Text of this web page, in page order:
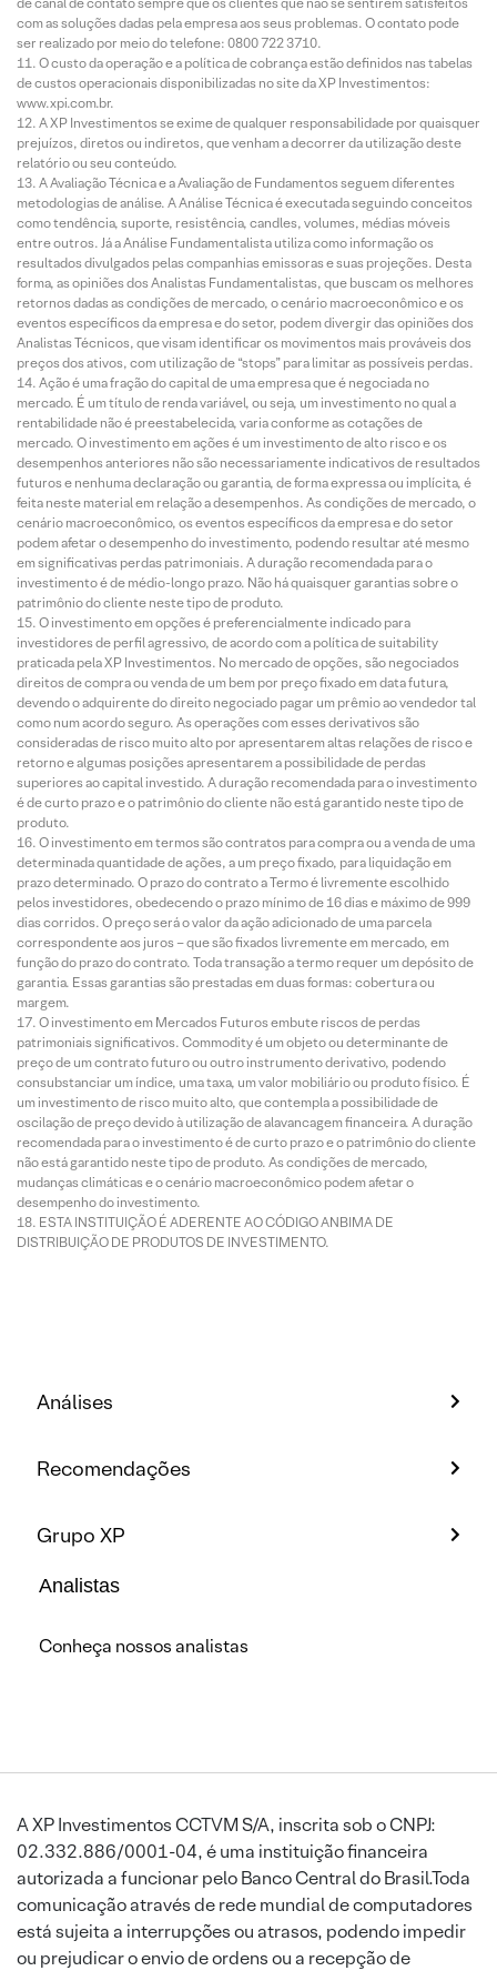
com as soluções dadas pela empresa aos seus problemas. O contato pode
ser realizado por meio do telefone: 0800 722 3710.
O custo da operação e a política de cobrança estão definidos nas tabelas
de custos operacionais disponibilizadas no site da XP Investimentos:
www.xpi.com.br.
A XP Investimentos se exime de qualquer responsabilidade por quaisquer
prejuízos, diretos ou indiretos, que venham a decorrer da utilização deste
relatório ou seu conteúdo.
A Avaliação Técnica e a Avaliação de Fundamentos seguem diferentes
metodologias de análise. A Análise Técnica é executada seguindo conceitos
como tendência, suporte, resistência, candles, volumes, médias móveis
entre outros. Já a Análise Fundamentalista utiliza como informação os
resultados divulgados pelas companhias emissoras e suas projeções. Desta
forma, as opiniões dos Analistas Fundamentalistas, que buscam os melhores
retornos dadas as condições de mercado, o cenário macroeconômico e os
eventos específicos da empresa e do setor, podem divergir das opiniões dos
Analistas Técnicos, que visam identificar os movimentos mais prováveis dos
preços dos ativos, com utilização de “stops” para limitar as possíveis perdas.
Ação é uma fração do capital de uma empresa que é negociada no
mercado. É um título de renda variável, ou seja, um investimento no qual a
rentabilidade não é preestabelecida, varia conforme as cotações de
mercado. O investimento em ações é um investimento de alto risco e os
desempenhos anteriores não são necessariamente indicativos de resultados
futuros e nenhuma declaração ou garantia, de forma expressa ou implícita, é
feita neste material em relação a desempenhos. As condições de mercado, o
cenário macroeconômico, os eventos específicos da empresa e do setor
podem afetar o desempenho do investimento, podendo resultar até mesmo
em significativas perdas patrimoniais. A duração recomendada para o
investimento é de médio-longo prazo. Não há quaisquer garantias sobre o
patrimônio do cliente neste tipo de produto.
O investimento em opções é preferencialmente indicado para
investidores de perfil agressivo, de acordo com a política de suitability
praticada pela XP Investimentos. No mercado de opções, são negociados
direitos de compra ou venda de um bem por preço fixado em data futura,
devendo o adquirente do direito negociado pagar um prêmio ao vendedor tal
como num acordo seguro. As operações com esses derivativos são
consideradas de risco muito alto por apresentarem altas relações de risco e
retorno e algumas posições apresentarem a possibilidade de perdas
superiores ao capital investido. A duração recomendada para o investimento
é de curto prazo e o patrimônio do cliente não está garantido neste tipo de
produto.
O investimento em termos são contratos para compra ou a venda de uma
determinada quantidade de ações, a um preço fixado, para liquidação em
prazo determinado. O prazo do contrato a Termo é livremente escolhido
pelos investidores, obedecendo o prazo mínimo de 16 dias e máximo de 999
dias corridos. O preço será o valor da ação adicionado de uma parcela
correspondente aos juros – que são fixados livremente em mercado, em
função do prazo do contrato. Toda transação a termo requer um depósito de
garantia. Essas garantias são prestadas em duas formas: cobertura ou
margem.
O investimento em Mercados Futuros embute riscos de perdas
patrimoniais significativos. Commodity é um objeto ou determinante de
preço de um contrato futuro ou outro instrumento derivativo, podendo
consubstanciar um índice, uma taxa, um valor mobiliário ou produto físico. É
um investimento de risco muito alto, que contempla a possibilidade de
oscilação de preço devido à utilização de alavancagem financeira. A duração
recomendada para o investimento é de curto prazo e o patrimônio do cliente
não está garantido neste tipo de produto. As condições de mercado,
mudanças climáticas e o cenário macroeconômico podem afetar o
desempenho do investimento.
ESTA INSTITUIÇÃO É ADERENTE AO CÓDIGO ANBIMA DE
DISTRIBUIÇÃO DE PRODUTOS DE INVESTIMENTO.
Análises
Recomendações
Grupo XP
Analistas
Conheça nossos analistas
A XP Investimentos CCTVM S/A, inscrita sob o CNPJ:
02.332.886/0001-04, é uma instituição financeira
autorizada a funcionar pelo Banco Central do Brasil.Toda
comunicação através de rede mundial de computadores
está sujeita a interrupções ou atrasos, podendo impedir
ou prejudicar o envio de ordens ou a recepção de